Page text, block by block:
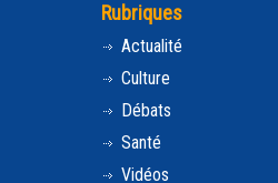
Rubriques
Actualité
Culture
Débats
Santé
Vidéos